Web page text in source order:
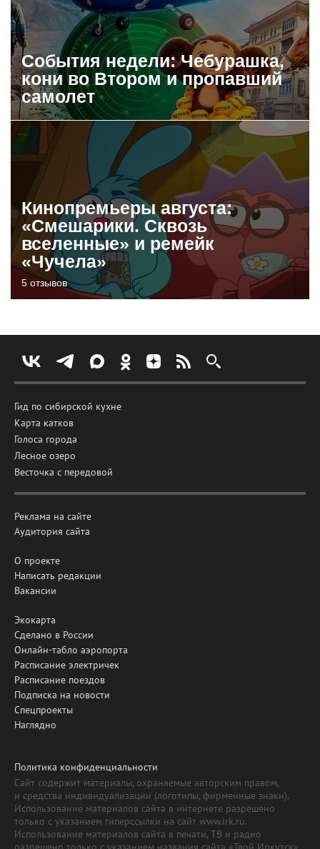
События недели: Чебурашка,
кони во Втором и пропавший
самолет
Кинопремьеры августа:
«Смешарики. Сквозь
вселенные» и ремейк
«Чучела»
5 отзывов
Гид по сибирской кухне
Карта катков
Голоса города
Лесное озеро
Весточка с передовой
Реклама на сайте
Аудитория сайта
О проекте
Написать редакции
Вакансии
Экокарта
Сделано в России
Онлайн-табло аэропорта
Расписание электричек
Расписание поездов
Подписка на новости
Спецпроекты
Наглядно
Политика конфиденциальности
Сайт содержит материалы, охраняемые авторским правом,
и средства индивидуализации (логотипы, фирменные знаки).
Использование материалов сайта в интернете разрешено
только с указанием гиперссылки на сайт www.irk.ru.
Использование материалов сайта в печати, ТВ и радио